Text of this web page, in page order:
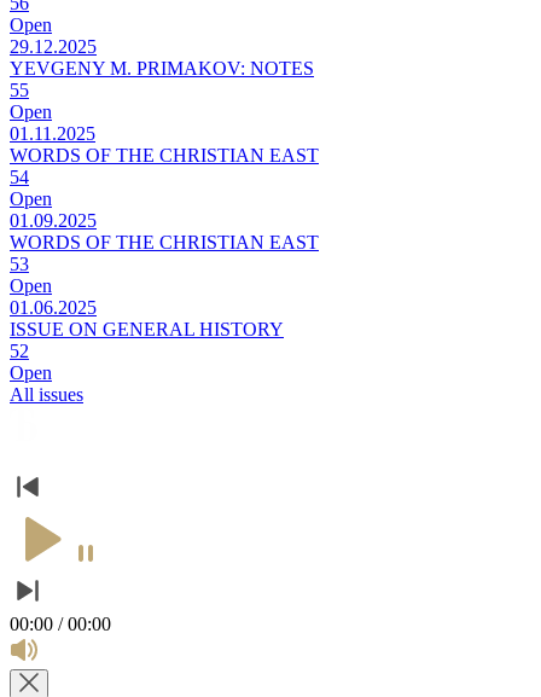
Open
29.12.2025
YEVGENY M. PRIMAKOV: NOTES
55
Open
01.11.2025
WORDS OF THE CHRISTIAN EAST
54
Open
01.09.2025
WORDS OF THE CHRISTIAN EAST
53
Open
01.06.2025
ISSUE ON GENERAL HISTORY
52
Open
All issues
00:00 / 00:00